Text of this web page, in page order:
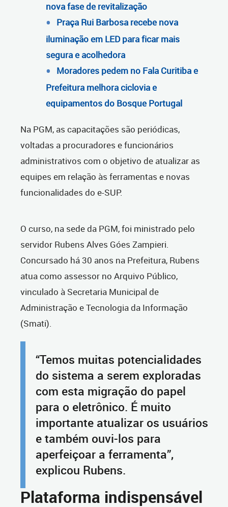
nova fase de revitalização
Praça Rui Barbosa recebe nova
iluminação em LED para ficar mais
segura e acolhedora
Moradores pedem no Fala Curitiba e
Prefeitura melhora ciclovia e
equipamentos do Bosque Portugal
Na PGM, as capacitações são periódicas,
voltadas a procuradores e funcionários
administrativos com o objetivo de atualizar as
equipes em relação às ferramentas e novas
funcionalidades do e-SUP.
O curso, na sede da PGM, foi ministrado pelo
servidor Rubens Alves Góes Zampieri.
Concursado há 30 anos na Prefeitura, Rubens
atua como assessor no Arquivo Público,
vinculado à Secretaria Municipal de
Administração e Tecnologia da Informação
(Smati).
“Temos muitas potencialidades
do sistema a serem exploradas
com esta migração do papel
para o eletrônico. É muito
importante atualizar os usuários
e também ouvi-los para
aperfeiçoar a ferramenta”,
explicou Rubens.
Plataforma indispensável